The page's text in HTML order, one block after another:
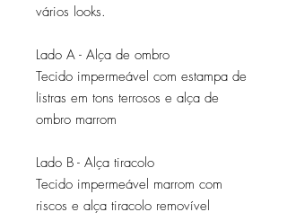
vários looks.
Lado A - Alça de ombro
Tecido impermeável com estampa de
listras em tons terrosos e alça de
ombro marrom
Lado B - Alça tiracolo
Tecido impermeável marrom com
riscos e alça tiracolo removível